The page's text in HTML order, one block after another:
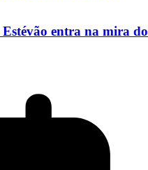
entra na mira do